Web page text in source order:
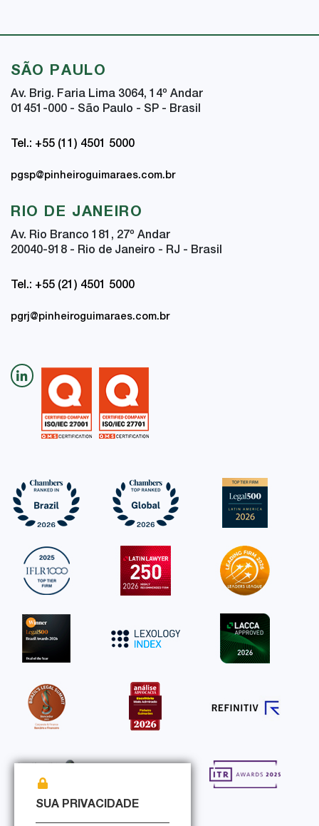
SÃO PAULO
Av. Brig. Faria Lima 3064, 14º Andar
01451-000 - São Paulo - SP - Brasil
Tel.: +55 (11) 4501 5000
pgsp@pinheiroguimaraes.com.br
RIO DE JANEIRO
Av. Rio Branco 181, 27º Andar
20040-918 - Rio de Janeiro - RJ - Brasil
Tel.: +55 (21) 4501 5000
pgrj@pinheiroguimaraes.com.br
SUA PRIVACIDADE